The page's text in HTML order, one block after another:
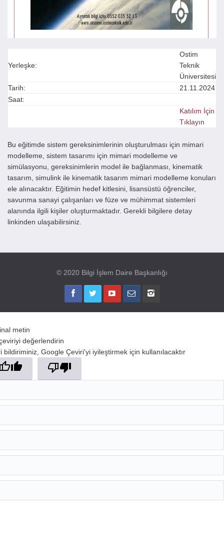
Yerleşke:
Ostim
Teknik
Üniversitesi
Tarih:
21.11.2024
Saat:
Katılım İçin
Tıklayın
Bu eğitimde sistem gereksinimlerinin oluşturulması için mimari
modelleme, sistem tasarımı için mimari modelleme ve
simülasyonu, gereksinimlerin model ile bağlanması, kinematik
tasarım, simulink ile kinematik tasarım mimari modelleme konuları
ele alınacaktır. Eğitimin hedef kitlesini, lisansüstü öğrenciler,
savunma sanayi çalışanları ve füze ve mühimmat sistemleri
alanında ilgili kişiler oluşturmaktadır. Gerekli bilgilere detay
linkinden ulaşabilirsiniz.
© 2020 Bilgi İşlem Daire Başkanlığı
metin
değerlendirin
bildiriminiz, Google Çeviri'yi iyileştirmek için kullanılacaktır